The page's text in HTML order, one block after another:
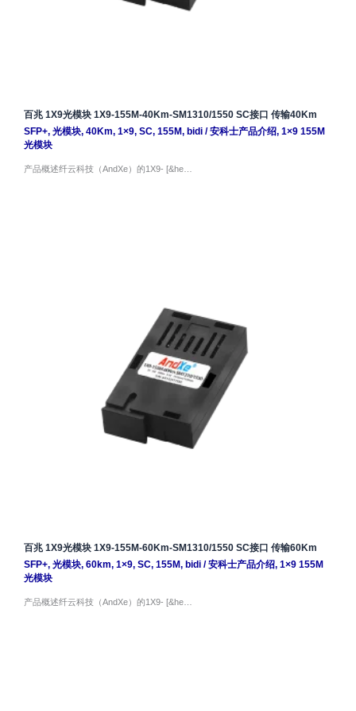
百兆 1X9光模块 1X9-155M-40Km-SM1310/1550 SC接口 传输40Km
SFP+, 光模块, 40Km, 1×9, SC, 155M, bidi/安科士产品介绍, 1×9 155M
光模块
产品概述纤云科技（AndXe）的1X9- [&he…
百兆 1X9光模块 1X9-155M-60Km-SM1310/1550 SC接口 传输60Km
SFP+, 光模块, 60km, 1×9, SC, 155M, bidi/安科士产品介绍, 1×9 155M
光模块
产品概述纤云科技（AndXe）的1X9- [&he…